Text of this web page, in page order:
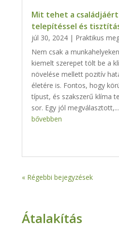
Mit tehet a családjáért
telepítéssel és
júl 30, 2024| Praktikus
Nem csak a
kiemelt szerepet tölt be a
növelése mellett pozitív
életére is. Fontos, hogy
típust, és szakszerű klíma
sor. Egy jól megválasztott,...
bővebben
« Régebbi bejegyzések
Átalakítás